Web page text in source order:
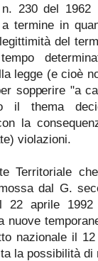
230 del 1962
termine in
del
legge (e cioè
sopperire "a
il thema
la
violazioni.
Territoriale
dal G.
22 aprile
nuove
nazionale il
la possibilità